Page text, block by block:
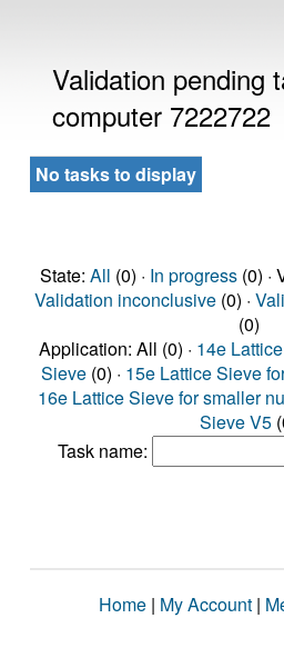
Validation pending
computer 7222722
No tasks to display
State: All (0) · In progress(0) ·
Validation inconclusive(0) ·
(0)
Application: All (0) · 14e
Sieve (0) · 15e Lattice Sieve
16e Lattice Sieve for smaller
Sieve V5
Task name:
Home | My Account |